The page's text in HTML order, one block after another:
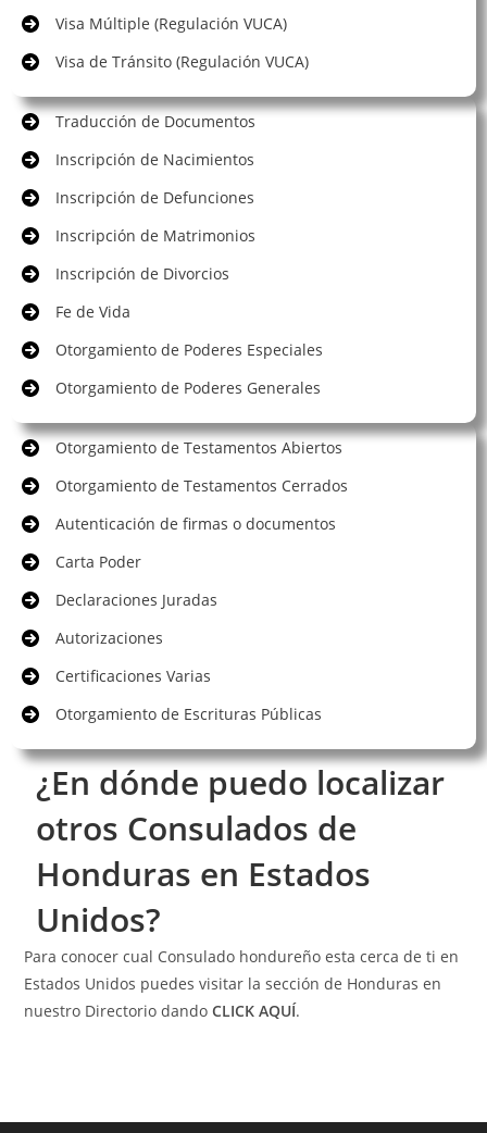
Visa Múltiple (Regulación VUCA)
Visa de Tránsito (Regulación VUCA)
Traducción de Documentos
Inscripción de Nacimientos
Inscripción de Defunciones
Inscripción de Matrimonios
Inscripción de Divorcios
Fe de Vida
Otorgamiento de Poderes Especiales
Otorgamiento de Poderes Generales
Otorgamiento de Testamentos Abiertos
Otorgamiento de Testamentos Cerrados
Autenticación de firmas o documentos
Carta Poder
Declaraciones Juradas
Autorizaciones
Certificaciones Varias
Otorgamiento de Escrituras Públicas
¿En dónde puedo localizar
otros Consulados de
Honduras en Estados
Unidos?
Para conocer cual Consulado hondureño esta cerca de ti en
Estados Unidos puedes visitar la sección de Honduras en
nuestro Directorio dandoCLICK AQUÍ.